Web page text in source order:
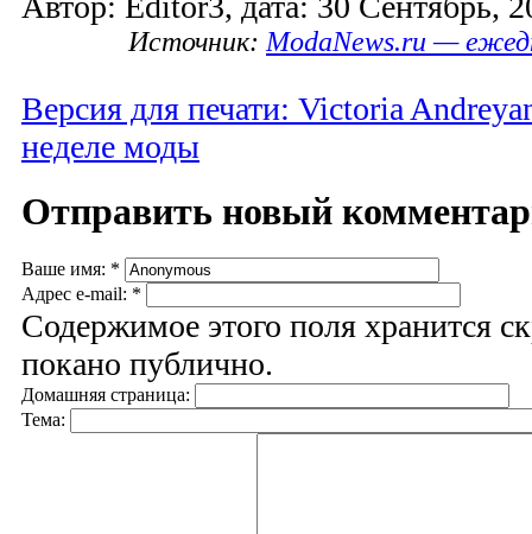
Источник:ModaNews.ru —
Версия для печати: Victoria
неделе моды
Отправить новый
Ваше имя: *
Адрес e-mail: *
Содержимое этого поля хранится
покано публично.
Домашняя страница:
Тема: